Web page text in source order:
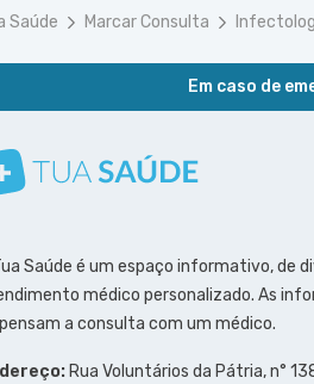
Saúde Marcar Consulta
Em caso de
nosso canal
a gente no Instagram
a gente no Facebook
Siga a gente no Pinterest
Saúde é um espaço informativo, de
médico personalizado. As
a consulta com um médico.
Rua Voluntários da Pátria, n°